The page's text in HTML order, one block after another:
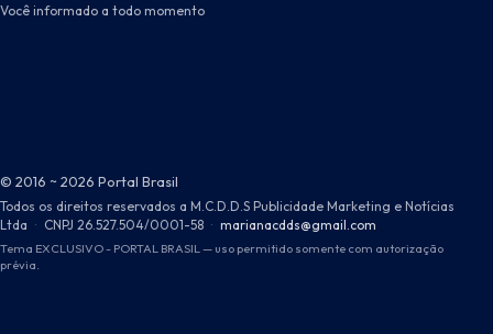
Você informado a todo momento
© 2016 ~ 2026 Portal Brasil
Todos os direitos reservados a M.C.D.D.S Publicidade Marketing e Notícias
Ltda · CNPJ 26.527.504/0001-58 · marianacdds@gmail.com
Tema EXCLUSIVO - PORTAL BRASIL — uso permitido somente com autorização
prévia.